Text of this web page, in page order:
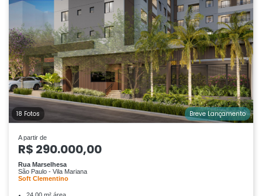
18 Fotos Breve Lançamento
A partir de
R$ 290.000,00
Rua Marselhesa
São Paulo - Vila Mariana
Soft Clementino